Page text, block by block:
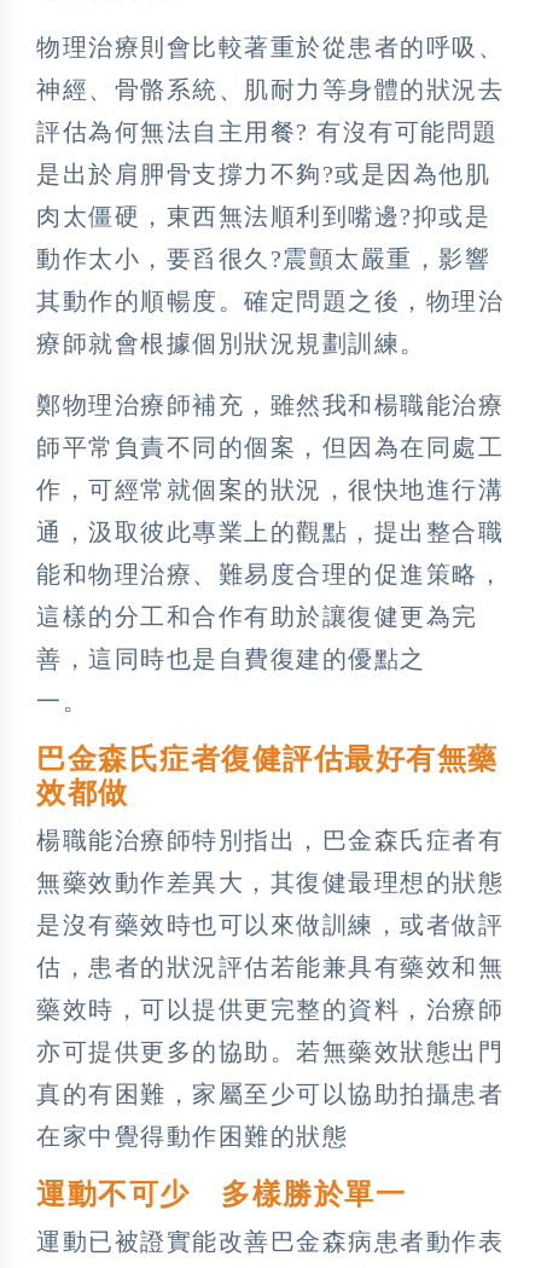
物理治療則會比較著重於從患者的呼吸、
神經、骨骼系統、肌耐力等身體的狀況去
評估為何無法自主用餐? 有沒有可能問題
是出於肩胛骨支撐力不夠?或是因為他肌
肉太僵硬，東西無法順利到嘴邊?抑或是
動作太小，要舀很久?震顫太嚴重，影響
其動作的順暢度。確定問題之後，物理治
療師就會根據個別狀況規劃訓練。
鄭物理治療師補充，雖然我和楊職能治療
師平常負責不同的個案，但因為在同處工
作，可經常就個案的狀況，很快地進行溝
通，汲取彼此專業上的觀點，提出整合職
能和物理治療、難易度合理的促進策略，
這樣的分工和合作有助於讓復健更為完
善，這同時也是自費復建的優點之
一。
巴金森氏症者復健評估最好有無藥
效都做
楊職能治療師特別指出，巴金森氏症者有
無藥效動作差異大，其復健最理想的狀態
是沒有藥效時也可以來做訓練，或者做評
估，患者的狀況評估若能兼具有藥效和無
藥效時，可以提供更完整的資料，治療師
亦可提供更多的協助。若無藥效狀態出門
真的有困難，家屬至少可以協助拍攝患者
在家中覺得動作困難的狀態
運動不可少 多樣勝於單一
運動已被證實能改善巴金森病患者動作表